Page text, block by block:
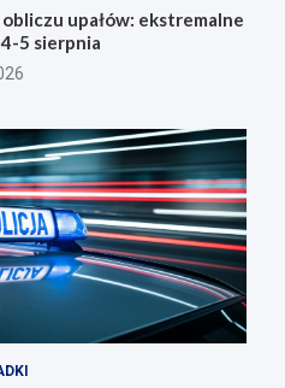
upałów: ekstremalne
5 sierpnia